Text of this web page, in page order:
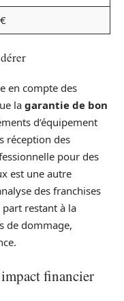
en compte des
la garantie de bon
d’équipement
réception des
pour des
est une autre
des franchises
restant à la
de dommage,
financier